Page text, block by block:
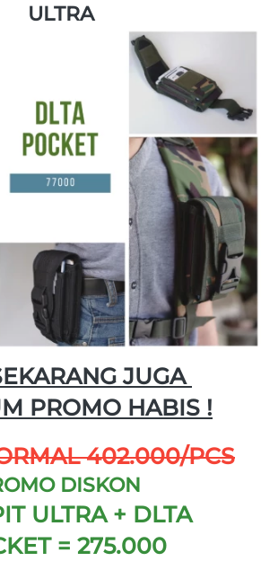
ULTRA
JUGA
PROMO HABIS !
402.000/PCS
DISKON
ULTRA + DLTA
= 275.000